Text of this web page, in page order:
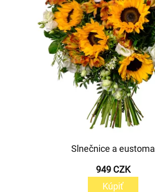
Slnečnice a eustoma
949 CZK
Kúpiť